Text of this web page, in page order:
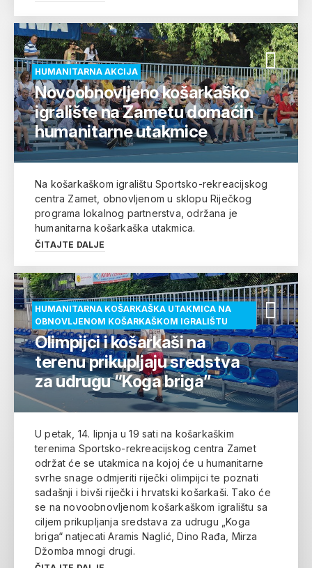
HUMANITARNA AKCIJA
Novoobnovljeno košarkaško
igralište na Zametu domaćin
humanitarne utakmice
Na košarkaškom igralištu Sportsko-rekreacijskog
centra Zamet, obnovljenom u sklopu Riječkog
programa lokalnog partnerstva, održana je
humanitarna košarkaška utakmica.
ČITAJTE DALJE
HUMANITARNA KOŠARKAŠKA UTAKMICA NA
OBNOVLJENOM KOŠARKAŠKOM IGRALIŠTU
Olimpijci i košarkaši na
terenu prikupljaju sredstva
za udrugu “Koga briga”
U petak, 14. lipnja u 19 sati na košarkaškim
terenima Sportsko-rekreacijskog centra Zamet
održat će se utakmica na kojoj će u humanitarne
svrhe snage odmjeriti riječki olimpijci te poznati
sadašnji i bivši riječki i hrvatski košarkaši. Tako će
se na novoobnovljenom košarkaškom igralištu sa
ciljem prikupljanja sredstava za udrugu „Koga
briga“ natjecati Aramis Naglić, Dino Rađa, Mirza
Džomba mnogi drugi.